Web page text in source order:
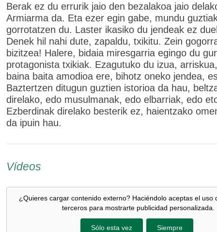
Berak ez du errurik jaio den bezalakoa jaio
Armiarma da. Eta ezer egin gabe, mundu
gorrotatzen du. Laster ikasiko du jendeak ez
Denek hil nahi dute, zapaldu, txikitu. Zein
bizitzea! Halere, bidaia miresgarria egingo du
protagonista txikiak. Ezagutuko du izua,
baina baita amodioa ere, bihotz oneko jendea,
Baztertzen ditugun guztien istorioa da hau,
direlako, edo musulmanak, edo elbarriak, edo
Ezberdinak direlako besterik ez, haientzako
da ipuin hau.
Vídeos
¿Quieres cargar contenido externo? Haciéndolo aceptas el uso
terceros para mostrarte publicidad personalizada.
Sólo esta vez Siempre